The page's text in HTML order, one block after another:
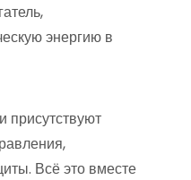
энергию в
присутствуют
Всё это вместе